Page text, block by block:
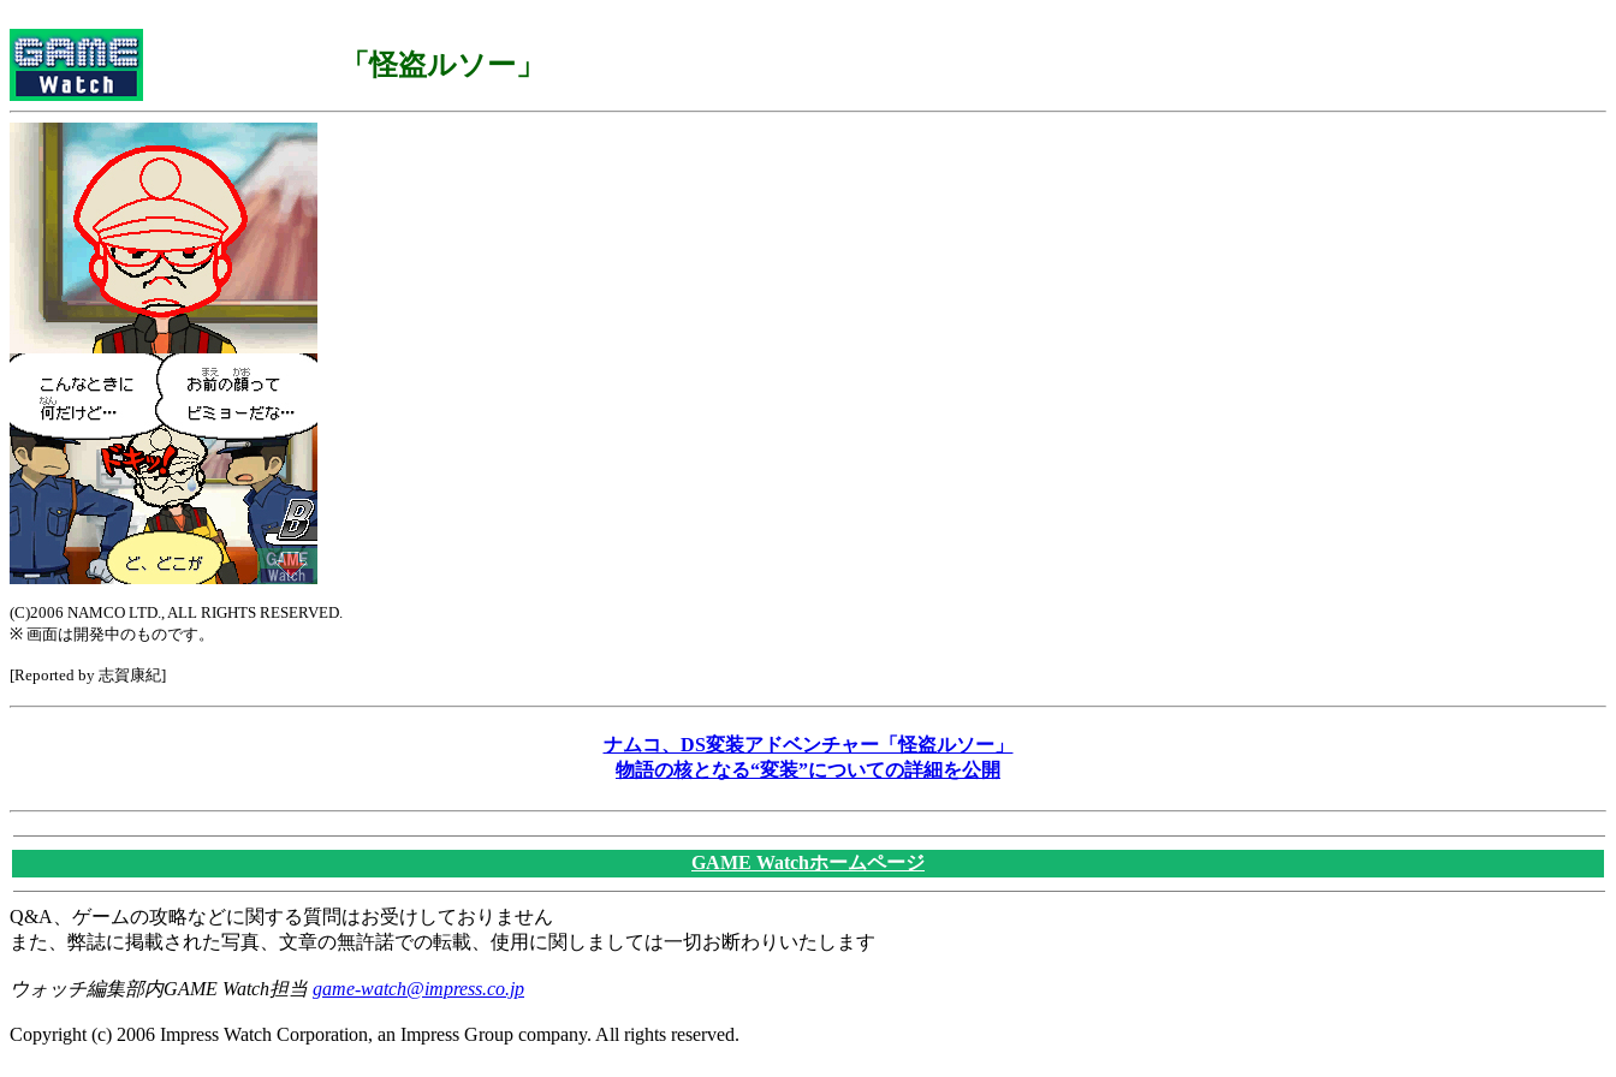
「怪盗ルソー」
(C)2006 NAMCO LTD., ALL RIGHTS RESERVED.
※ 画面は開発中のものです。
[Reported by 志賀康紀]
ナムコ、DS変装アドベンチャー「怪盗ルソー」
物語の核となる“変装”についての詳細を公開
GAME Watchホームページ
Q&A、ゲームの攻略などに関する質問はお受けしておりません
また、弊誌に掲載された写真、文章の無許諾での転載、使用に関しましては一切お断わりいたします
ウォッチ編集部内GAME Watch担当 game-watch@impress.co.jp
Copyright (c) 2006 Impress Watch Corporation, an Impress Group company. All rights reserved.